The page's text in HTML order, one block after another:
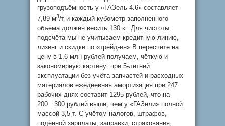
грузоподъёмность у «ГАЗель 4.6» составляет
7,89 м3/т и каждый кубометр заполненного
объёма должен весить 130 кг. Для чистоты
подсчёта мы не учитываем кредитную линию,
лизинг и скидки по «трейд-ин» В пересчёте на
цену в 1,6 млн рублей получаем, чёткую и
закономерную картину: при 5-летней
эксплуатации без учёта запчастей и расходных
материалов ежедневная амортизация при 247
рабочих днях составит 1295 рублей, что на
200…300 рублей выше, чем у «ГАЗели» полной
массой 3,5 т. С учётом налогов, штрафов,
подённой зарплаты, заправки, страхования,